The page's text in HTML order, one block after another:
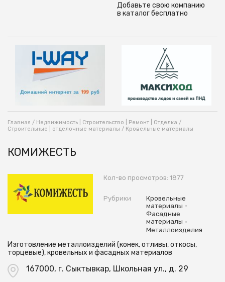
Добавьте свою компанию
в каталог бесплатно
Главная / Недвижимость | Строительство | Ремонт | Отделка /
Строительные | отделочные материалы / Кровельные материалы
КОМИЖЕСТЬ
Кол-во просмотров: 1877
Рубрики
Кровельные
материалы •
Фасадные
материалы •
Металлоизделия
Изготовление металлоизделий (конек, отливы, откосы,
торцевые), кровельных и фасадных материалов
167000, г. Сыктывкар, Школьная ул., д. 29